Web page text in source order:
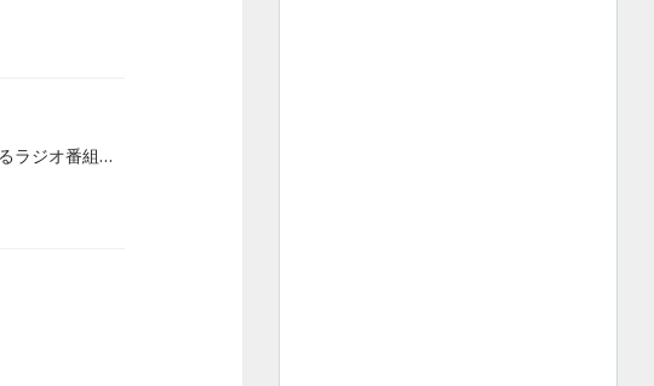
SKY-HIさん率いるマネジメント・レーベル「BMSG」所属のアーティストが出演するラジオ番組をご紹介します。